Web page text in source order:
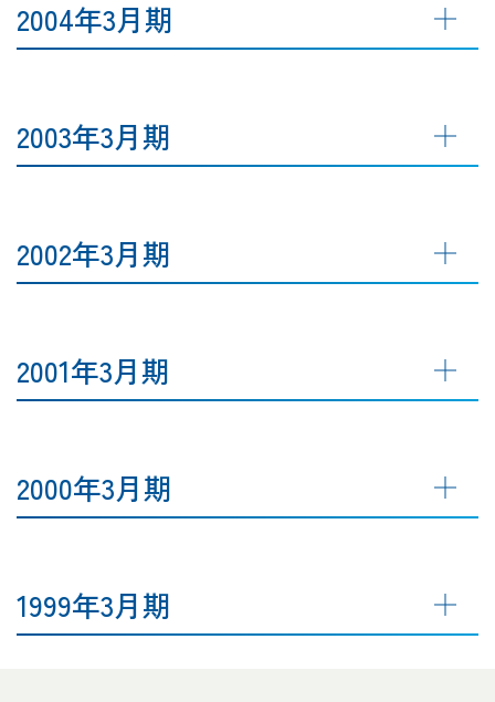
2004年3月期
2003年3月期
2002年3月期
2001年3月期
2000年3月期
1999年3月期